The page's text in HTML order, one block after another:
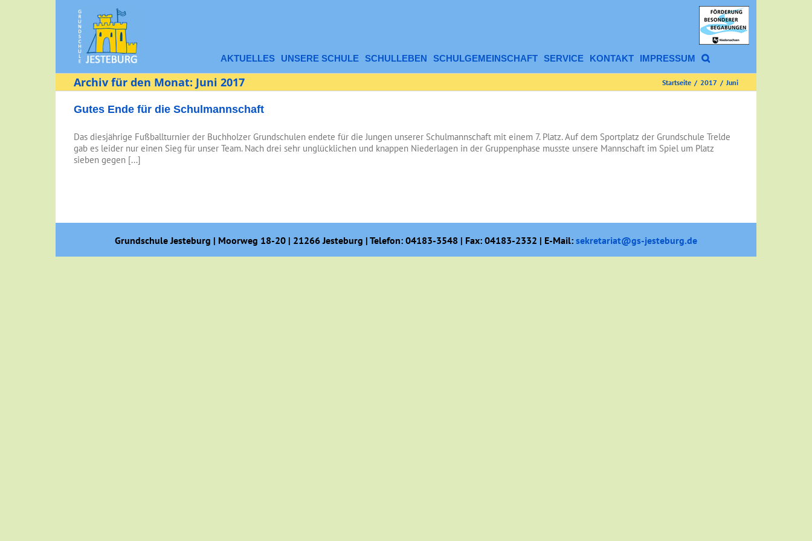
AKTUELLES UNSERE SCHULE SCHULLEBEN SCHULGEMEINSCHAFT SERVICE KONTAKT IMPRESSUM
Archiv für den Monat: Juni 2017 Startseite / 2017 / Juni
Gutes Ende für die Schulmannschaft
Das diesjährige Fußballturnier der Buchholzer Grundschulen endete für die Jungen unserer Schulmannschaft mit einem 7. Platz. Auf dem Sportplatz der Grundschule Trelde
gab es leider nur einen Sieg für unser Team. Nach drei sehr unglücklichen und knappen Niederlagen in der Gruppenphase musste unsere Mannschaft im Spiel um Platz
sieben gegen [...]
Grundschule Jesteburg | Moorweg 18-20 | 21266 Jesteburg | Telefon: 04183-3548 | Fax: 04183-2332 | E-Mail: sekretariat@gs-jesteburg.de